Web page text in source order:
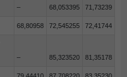
– 68,053395 71,73239
68,80958 72,545255 72,41744
– 85,323520 81,35178